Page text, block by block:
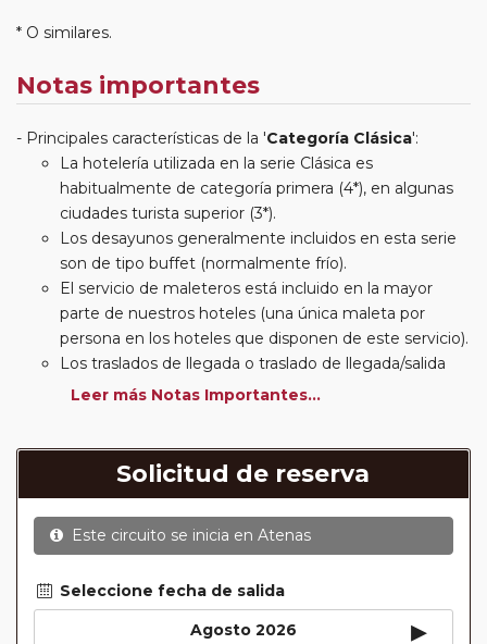
* O similares.
Notas importantes
Principales características de la 'Categoría Clásica':
La hotelería utilizada en la serie Clásica es
habitualmente de categoría primera (4*), en algunas
ciudades turista superior (3*).
Los desayunos generalmente incluidos en esta serie
son de tipo buffet (normalmente frío).
El servicio de maleteros está incluido en la mayor
parte de nuestros hoteles (una única maleta por
persona en los hoteles que disponen de este servicio).
Los traslados de llegada o traslado de llegada/salida
estarán incluidos según itinerario.
suplemento de media pensión (incluirá un número de
En muchos itinerarios le incluimos algunas cenas. En
circuitos clásicos Europeos normalmente las entradas
mientras que en viajes regionales y otros viajes
incluimos muchas de las entradas. En todos los
circuitos incluimos visitas con guías locales en las
Leer más Notas Importantes...
Solicitud de reserva
Este circuito se inicia en Atenas
Seleccione fecha de salida
Agosto 2026
▸